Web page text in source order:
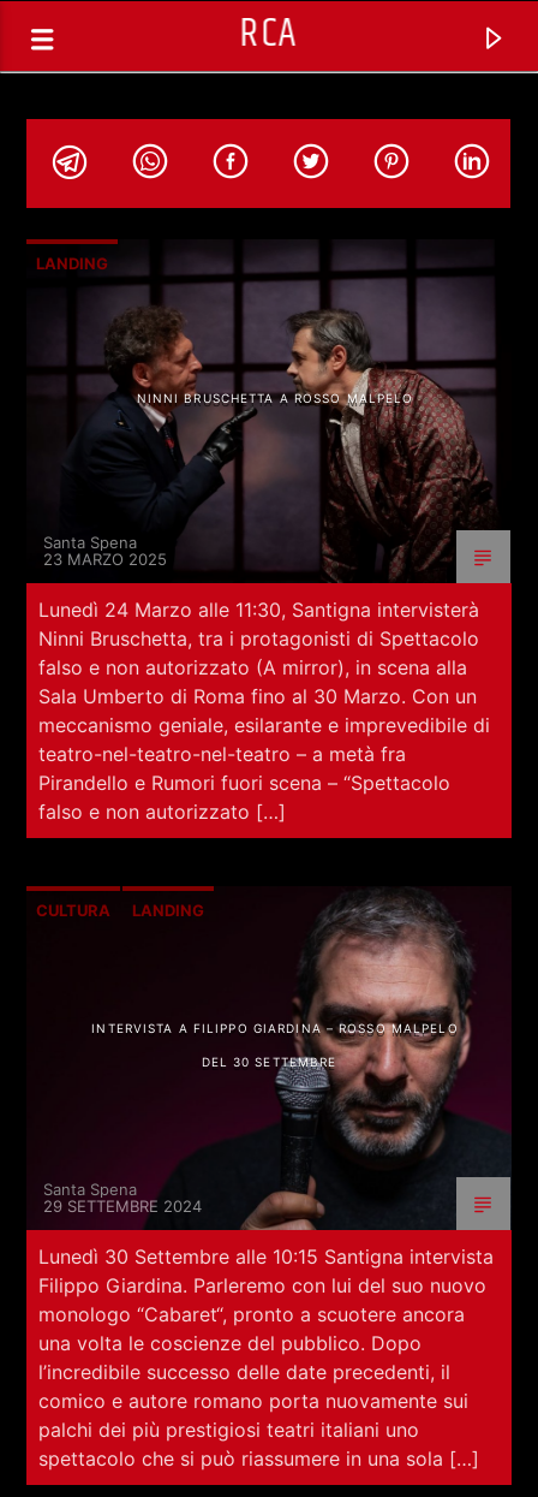
RCA
TRACCIA CORRENTE
SELEZIONI MUSICALI
RCA - Radio città aperta
+393401974468
Sostieni Radio Città Aperta
LANDING
NINNI BRUSCHETTA A ROSSO MALPELO
Santa Spena
23 MARZO 2025
Lunedì 24 Marzo alle 11:30, Santigna intervisterà
Ninni Bruschetta, tra i protagonisti di Spettacolo
falso e non autorizzato (A mirror), in scena alla
Sala Umberto di Roma fino al 30 Marzo. Con un
meccanismo geniale, esilarante e imprevedibile di
teatro-nel-teatro-nel-teatro – a metà fra
Pirandello e Rumori fuori scena – “Spettacolo
falso e non autorizzato […]
CULTURA LANDING
INTERVISTA A FILIPPO GIARDINA – ROSSO MALPELO
DEL 30 SETTEMBRE
Santa Spena
29 SETTEMBRE 2024
Lunedì 30 Settembre alle 10:15 Santigna intervista
Filippo Giardina. Parleremo con lui del suo nuovo
monologo “Cabaret“, pronto a scuotere ancora
una volta le coscienze del pubblico. Dopo
l’incredibile successo delle date precedenti, il
comico e autore romano porta nuovamente sui
palchi dei più prestigiosi teatri italiani uno
spettacolo che si può riassumere in una sola […]